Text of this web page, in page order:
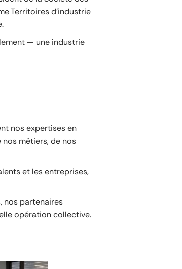
Territoires d’industrie
— une industrie
nos expertises en
métiers, de nos
et les entreprises,
nos partenaires
opération collective.